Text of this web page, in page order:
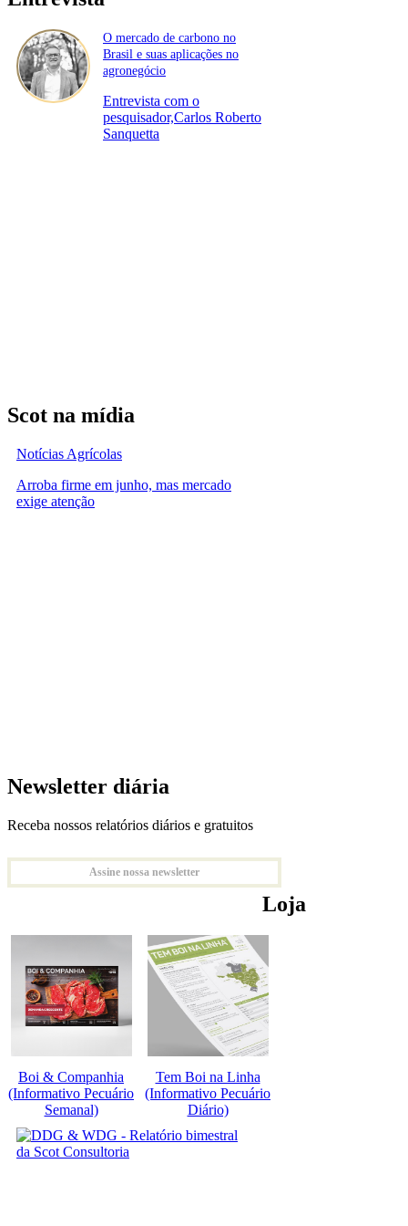
O mercado de carbono no
Brasil e suas aplicações no
agronegócio
Entrevista com o
pesquisador,Carlos Roberto
Sanquetta
Scot na mídia
Notícias Agrícolas
Arroba firme em junho, mas mercado
exige atenção
Newsletter diária
Receba nossos relatórios diários e gratuitos
Assine nossa newsletter
Loja
Boi & Companhia
(Informativo Pecuário
Semanal)
Tem Boi na Linha
(Informativo Pecuário
Diário)